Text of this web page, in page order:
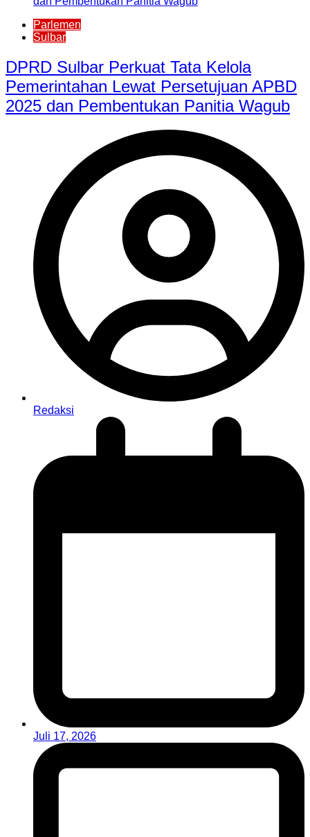
Parlemen
Sulbar
DPRD Sulbar Perkuat Tata Kelola
Pemerintahan Lewat Persetujuan APBD
2025 dan Pembentukan Panitia Wagub
Redaksi
Juli 17, 2026